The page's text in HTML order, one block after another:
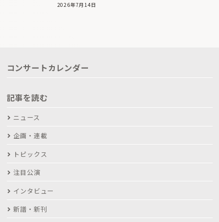
2026年7月14日
コンサートカレンダー
記事を読む
ニュース
企画・連載
トピックス
注目公演
インタビュー
新譜・新刊